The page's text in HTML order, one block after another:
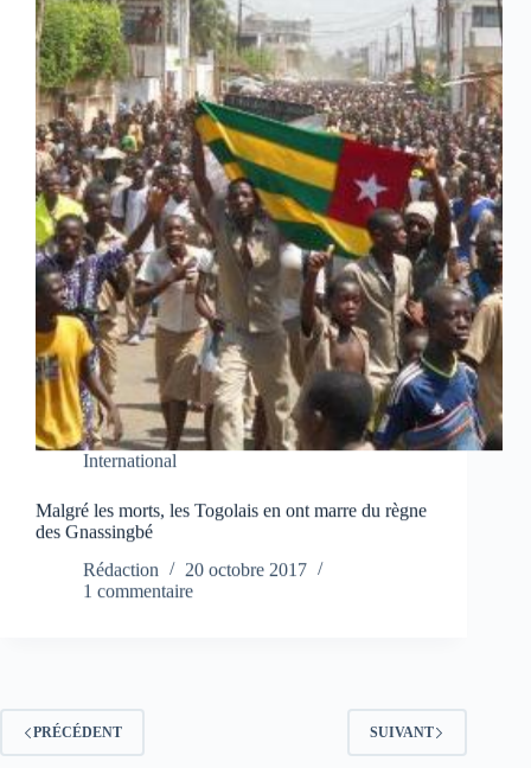
International
Malgré les morts, les Togolais en ont marre du règne
des Gnassingbé
Rédaction
20 octobre 2017
1 commentaire
PRÉCÉDENT SUIVANT